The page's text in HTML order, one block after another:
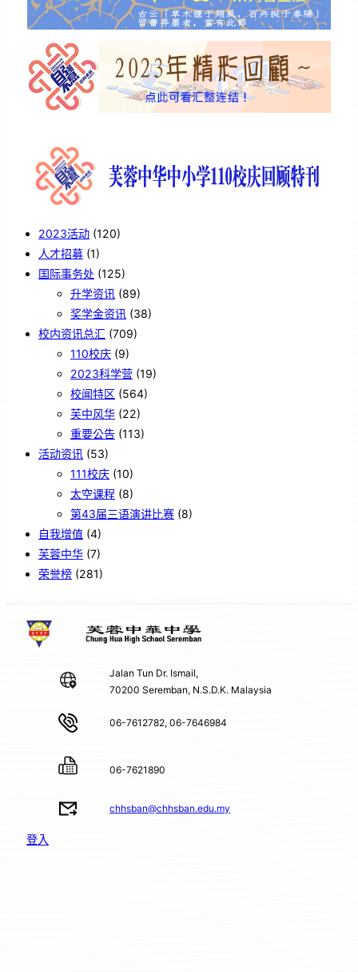
2023活动 (120)
人才招募 (1)
国际事务处 (125)
升学资讯 (89)
奖学金资讯 (38)
校内资讯总汇 (709)
110校庆 (9)
2023科学营 (19)
校闻特区 (564)
芙中风华 (22)
重要公告 (113)
活动资讯 (53)
111校庆 (10)
太空课程 (8)
第43届三语演讲比赛 (8)
自我增值 (4)
芙蓉中华 (7)
荣誉榜 (281)
Jalan Tun Dr. Ismail,
70200 Seremban, N.S.D.K. Malaysia
06-7612782, 06-7646984
06-7621890
chhsban@chhsban.edu.my
登入